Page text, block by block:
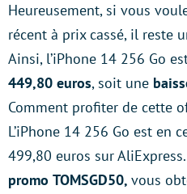
Heureusement, si vous
récent à prix cassé, il reste
Ainsi, l’iPhone 14 256 Go
449,80 euros, soit une
Comment profiter de cette
L’iPhone 14 256 Go est en
499,80 euros sur
promo TOMSGD50, vous